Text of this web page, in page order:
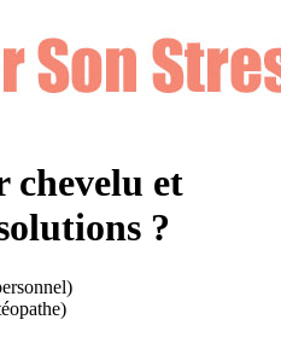
chevelu et
?